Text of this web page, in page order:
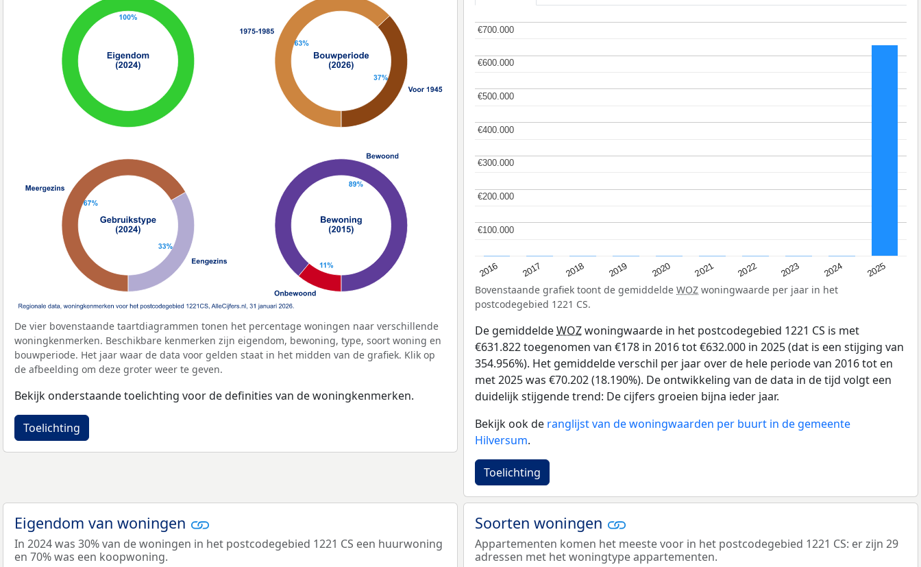
De vier bovenstaande taartdiagrammen tonen het percentage woningen naar verschillende
woningkenmerken. Beschikbare kenmerken zijn eigendom, bewoning, type, soort woning en
bouwperiode. Het jaar waar de data voor gelden staat in het midden van de grafiek. Klik op
de afbeelding om deze groter weer te geven.
Bekijk onderstaande toelichting voor de definities van de woningkenmerken.
Toelichting
2016 2017 2018 2019 2020 2021 2022 2023 2024 2025
€100.000
€100.000
€200.000
€200.000
€300.000
€300.000
€400.000
€400.000
€500.000
€500.000
€600.000
€600.000
€700.000
€700.000
Bovenstaande grafiek toont de gemiddelde WOZ woningwaarde per jaar in het
postcodegebied 1221 CS.
De gemiddeldeWOZwoningwaarde in het postcodegebied 1221 CS is met
€631.822 toegenomen van €178 in 2016 tot €632.000 in 2025 (dat is een stijging van
354.956%). Het gemiddelde verschil per jaar over de hele periode van 2016 tot en
met 2025 was €70.202 (18.190%). De ontwikkeling van de data in de tijd volgt een
duidelijk stijgende trend: De cijfers groeien bijna ieder jaar.
Bekijk ook de ranglijst van de woningwaarden per buurt in de gemeente
Hilversum.
Toelichting
Eigendom van woningen
In 2024 was 30% van de woningen in het postcodegebied 1221 CS een huurwoning
en 70% was een koopwoning.
Soorten woningen
Appartementen komen het meeste voor in het postcodegebied 1221 CS: er zijn 29
adressen met het woningtype appartementen.